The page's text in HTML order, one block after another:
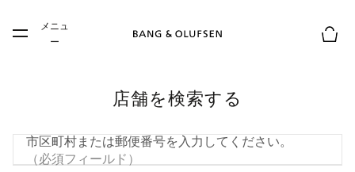
Skip to main footer
メニュ
ー
店舗を検索する
市区町村または郵便番号を入力してください。
（必須フィールド）